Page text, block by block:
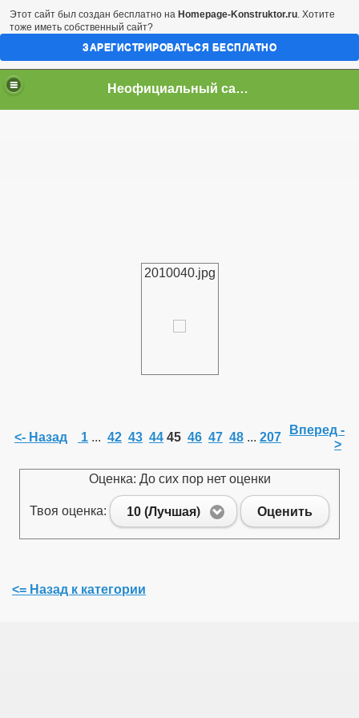
Неофициальный сайт город Арциз
2010040.jpg
<- Назад 1 ... 42 43 44 45 46 47 48 ... 207
Вперед -
>
Оценка: До сих пор нет оценки
Твоя оценка: 10 (Лучшая) Оценить
<= Назад к категории
Этот сайт был создан бесплатно на Homepage-Konstruktor.ru. Хотите
тоже иметь собственный сайт?
ЗАРЕГИСТРИРОВАТЬСЯ БЕСПЛАТНО